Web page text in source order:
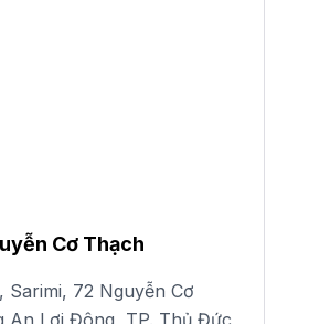
Cơ Thạch
Sarimi, 72 Nguyễn Cơ
An Lợi Đông, TP. Thủ Đức,